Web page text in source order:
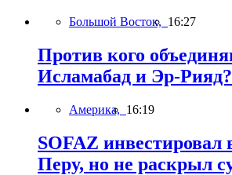
Большой Восток, 16:27
Против кого
Исламабад и Эр-Рияд?
Америка, 16:19
SOFAZ инвестировал
Перу, но не раскрыл